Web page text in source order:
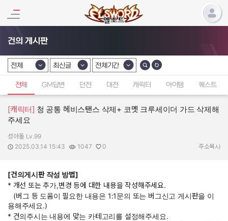
건의 게시판
카테고리 선택
전체
카테고리 선택
최신글
카테고리 선택
전체기간
전체 GM답변 던전 대전 캐릭터 아이템 퀘스트
[캐릭터] 청 공통 헤비스탠스 삭제+ 코멧 크루세이더 가드 삭제해
주세요
작성자:
성아돌 Lv.99
작성일:
2025.03.14 15:43
조회수:
1047
추천수:
0 주소복사
[건의게시판 작성 방법]
* 개선 또는 추가,변경 등에 대한 내용을 작성해주세요.
(버그 등 도움이 필요한 내용은 1:1문의 또는 버그신고 게시판을 이
용해주세요.)
* 건의주시는 내용에 맞는 카테고리를 설정해주세요.